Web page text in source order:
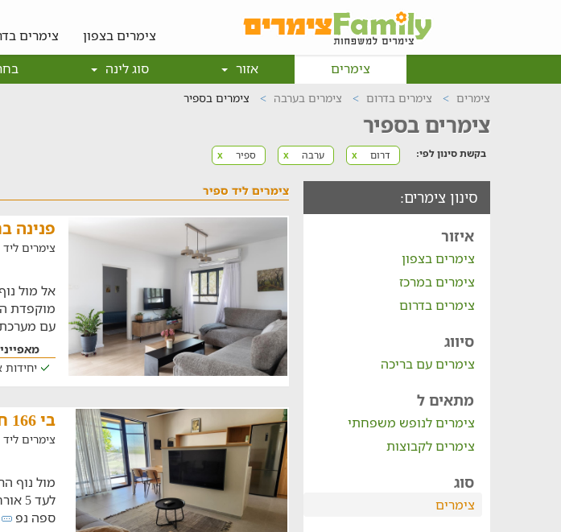
צימרים בצפון צימרים
צימרים
אזור סוג לינה
צימרים צימרים בדרום צימרים בערבה צימרים בספיר
צימרים בספיר
בקשת סינון לפי: x דרום x ערבה x ספיר
סינון צימרים:
איזור
צימרים בצפון
צימרים במרכז
צימרים בדרום
סיווג
צימרים עם בריכה
מתאים ל
צימרים לנופש משפחתי
צימרים לקבוצות
סוג
צימרים
צימרים ליד ספיר
פנינה
צימרים ליד
אל מול
עם
יחידות
בי 166 חצבה - B166 חצבה
צימרים ליד
לעד
ספה נפ